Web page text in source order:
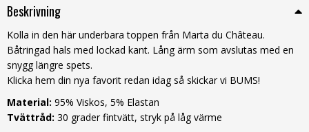
Beskrivning
Kolla in den här underbara toppen från Marta du Château.
Båtringad hals med lockad kant. Lång ärm som avslutas med en
snygg längre spets.
Klicka hem din nya favorit redan idag så skickar vi BUMS!
Material: 95% Viskos, 5% Elastan
Tvättråd: 30 grader fintvätt, stryk på låg värme